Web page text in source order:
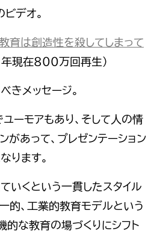
ビデオ。
育は創造性を殺してしまって
年現在８００万回再生）
きメッセージ。
ーモアもあり、そして人の情
があって、プレゼンテーション
ります。
いくという一貫したスタイル
的、工業的教育モデルという
的な教育の場づくりにシフト